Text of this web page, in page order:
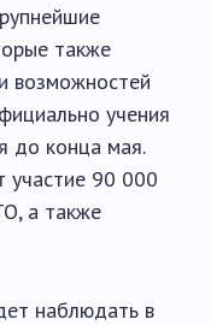
также
возможностей
учения
до конца мая.
участие 90 000
а также
наблюдать в